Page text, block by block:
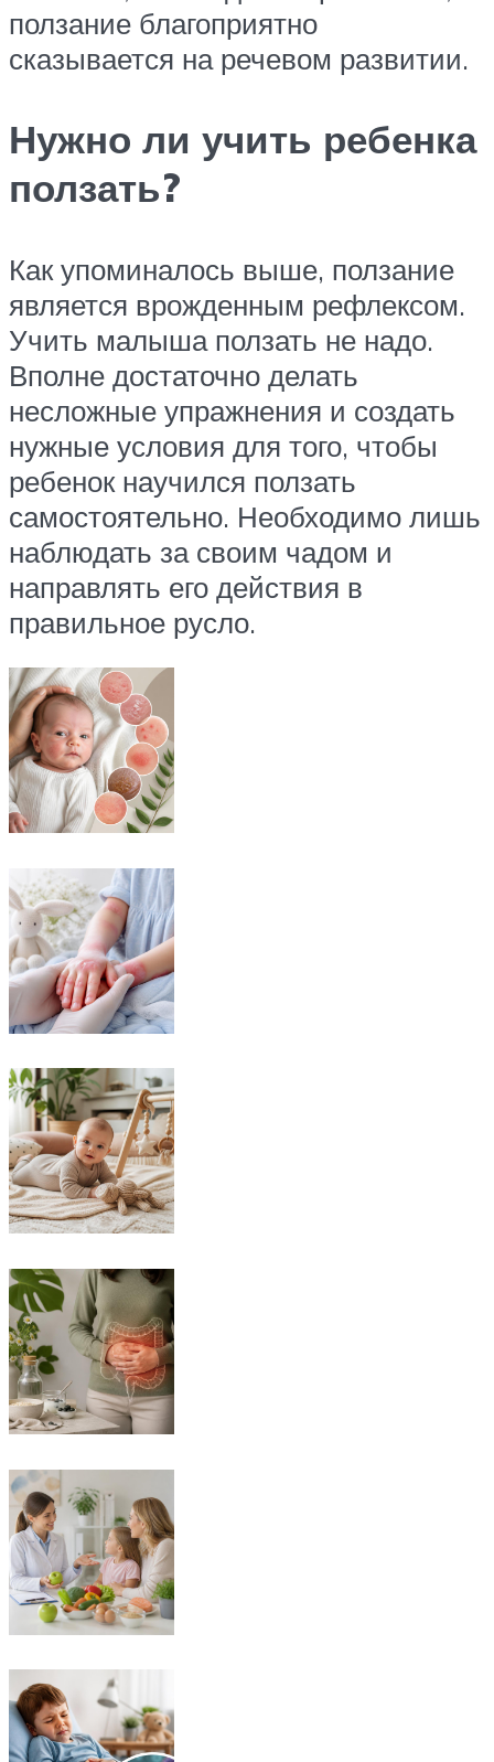
ползание благоприятно
сказывается на речевом развитии.
Нужно ли учить ребенка
ползать?
Как упоминалось выше, ползание
является врожденным рефлексом.
Учить малыша ползать не надо.
Вполне достаточно делать
несложные упражнения и создать
нужные условия для того, чтобы
ребенок научился ползать
самостоятельно. Необходимо лишь
наблюдать за своим чадом и
направлять его действия в
правильное русло.